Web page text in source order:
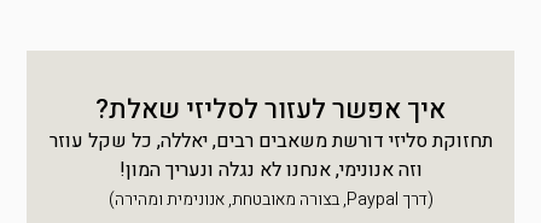
איך אפשר לעזור לסליזי שאלת?
תחזוקת סליזי דורשת משאבים רבים, יאללה, כל שקל עוזר
וזה אנונימי, אנחנו לא נגלה ונעריך המון!
(דרך Paypal, בצורה מאובטחת, אנונימית ומהירה)